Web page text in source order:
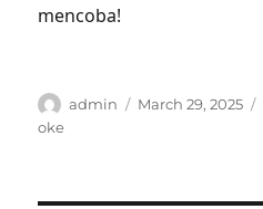
mencoba!
Author
admin
Posted
March 29, 2025
oke